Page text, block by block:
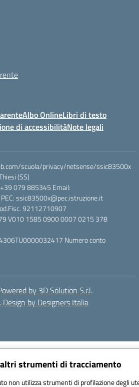
strumenti di tracciamento
non utilizza strumenti di profilazione degli
Albo OnlineLibri di testo
di accessibilitàNote legali
scuola/privacy/netsense/ssic83500x
(SS)
079 885345 Email:
ssic83500x@pec.istruzione.it
92112710907
V010 1585 0900 0007 0215 378
Numero conto
by 3D Solution S.r.l.
Design by Designers Italia